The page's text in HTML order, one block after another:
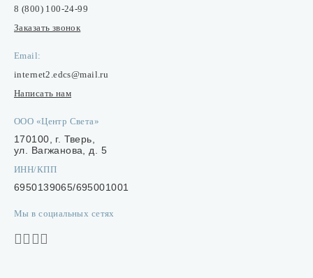
8 (800) 100-24-99
Заказать звонок
Email:
internet2.edcs@mail.ru
Написать нам
ООО «Центр Света»
170100, г. Тверь,
ул. Вагжанова, д. 5
ИНН/КПП
6950139065/695001001
Мы в социальных сетях